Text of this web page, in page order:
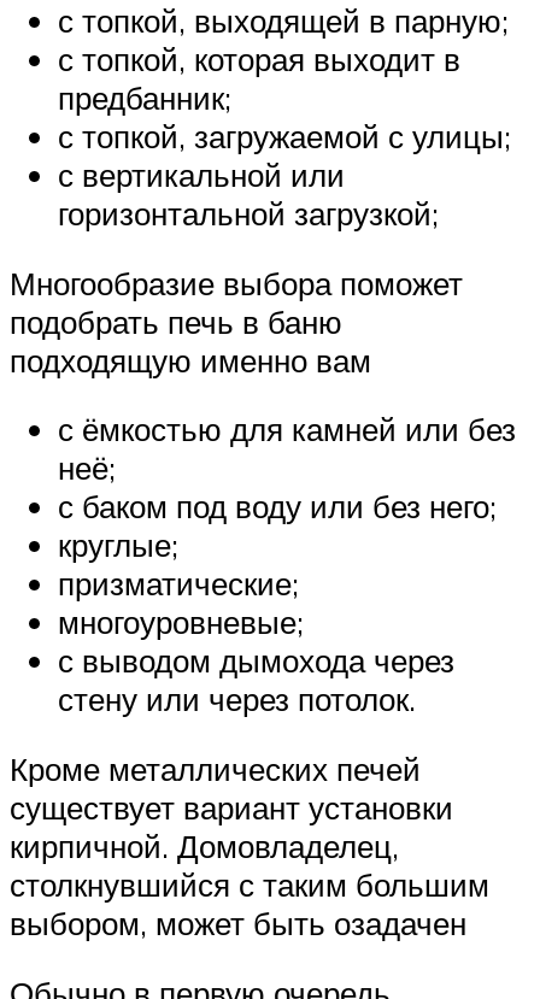
с топкой, выходящей в парную;
с топкой, которая выходит в
предбанник;
с топкой, загружаемой с улицы;
с вертикальной или
горизонтальной загрузкой;
Многообразие выбора поможет
подобрать печь в баню
подходящую именно вам
с ёмкостью для камней или без
неё;
с баком под воду или без него;
круглые;
призматические;
многоуровневые;
с выводом дымохода через
стену или через потолок.
Кроме металлических печей
существует вариант установки
кирпичной. Домовладелец,
столкнувшийся с таким большим
выбором, может быть озадачен